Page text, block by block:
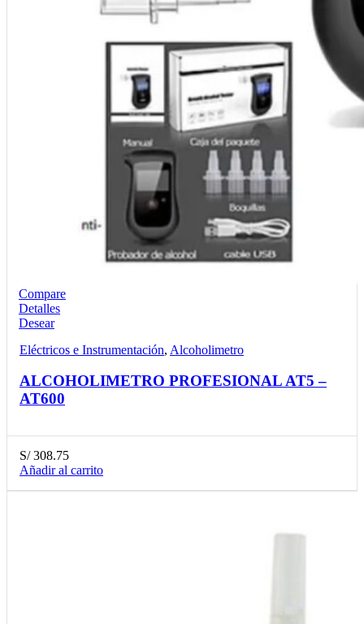
Compare
Detalles
Desear
Eléctricos e Instrumentación, Alcoholimetro
ALCOHOLIMETRO PROFESIONAL AT5 –
AT600
S/308.75
Añadir al carrito